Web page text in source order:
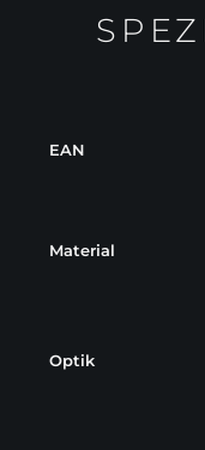
EAN
Material
Optik